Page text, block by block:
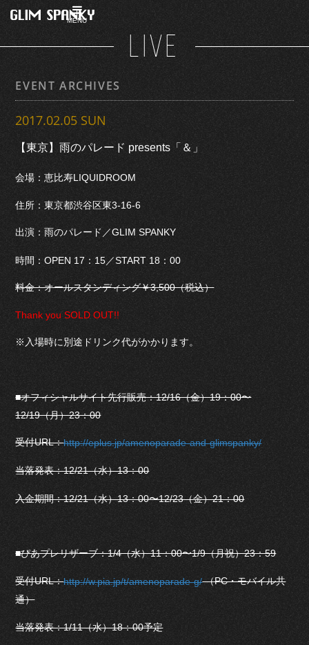
MENU
LIVE
EVENT ARCHIVES
2017.02.05 SUN
【東京】雨のパレード presents「＆」
会場：恵比寿LIQUIDROOM
住所：東京都渋谷区東3-16-6
出演：雨のパレード／GLIM SPANKY
時間：OPEN 17：15／START 18：00
料金：オールスタンディング￥3,500（税込）
Thank you SOLD OUT!!
※入場時に別途ドリンク代がかかります。
■オフィシャルサイト先行販売：12/16（金）19：00〜
12/19（月）23：00
受付URL：http://eplus.jp/amenoparade-and-glimspanky/
当落発表：12/21（水）13：00
入金期間：12/21（水）13：00〜12/23（金）21：00
■ぴあプレリザーブ：1/4（水）11：00〜1/9（月祝）23：59
受付URL：http://w.pia.jp/t/amenoparade-g/（PC・モバイル共
通）
当落発表：1/11（水）18：00予定